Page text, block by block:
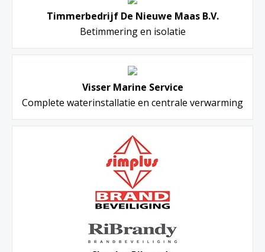
Timmerbedrijf De Nieuwe Maas B.V.
Betimmering en isolatie
Visser Marine Service
Complete waterinstallatie en centrale verwarming